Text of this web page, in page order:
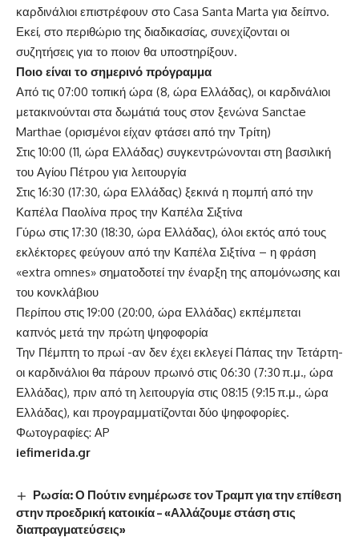
καρδινάλιοι επιστρέφουν στο Casa Santa Marta για δείπνο.
Εκεί, στο περιθώριο της διαδικασίας, συνεχίζονται οι
συζητήσεις για το ποιον θα υποστηρίξουν.
Ποιο είναι το σημερινό πρόγραμμα
Από τις 07:00 τοπική ώρα (8, ώρα Ελλάδας), οι καρδινάλιοι
μετακινούνται στα δωμάτιά τους στον ξενώνα Sanctae
Marthae (ορισμένοι είχαν φτάσει από την Τρίτη)
Στις 10:00 (11, ώρα Ελλάδας) συγκεντρώνονται στη βασιλική
του Αγίου Πέτρου για λειτουργία
Στις 16:30 (17:30, ώρα Ελλάδας) ξεκινά η πομπή από την
Καπέλα Παολίνα προς την Καπέλα Σιξτίνα
Γύρω στις 17:30 (18:30, ώρα Ελλάδας), όλοι εκτός από τους
εκλέκτορες φεύγουν από την Καπέλα Σιξτίνα – η φράση
«extra omnes» σηματοδοτεί την έναρξη της απομόνωσης και
του κονκλάβιου
Περίπου στις 19:00 (20:00, ώρα Ελλάδας) εκπέμπεται
καπνός μετά την πρώτη ψηφοφορία
Την Πέμπτη το πρωί -αν δεν έχει εκλεγεί Πάπας την Τετάρτη-
οι καρδινάλιοι θα πάρουν πρωινό στις 06:30 (7:30 π.μ., ώρα
Ελλάδας), πριν από τη λειτουργία στις 08:15 (9:15 π.μ., ώρα
Ελλάδας), και προγραμματίζονται δύο ψηφοφορίες.
Φωτογραφίες: AP
iefimerida.gr
Ρωσία: Ο Πούτιν ενημέρωσε τον Τραμπ για την επίθεση
στην προεδρική κατοικία – «Αλλάζουμε στάση στις
διαπραγματεύσεις»